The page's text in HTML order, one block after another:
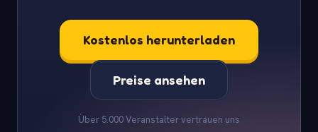
Kostenlos herunterladen
Preise ansehen
Über 5.000 Veranstalter vertrauen uns